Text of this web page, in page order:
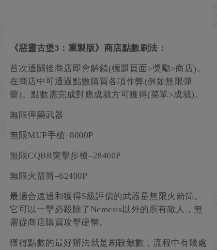
《惡靈古堡3：重製版》商店點數刷法：
首次通關後商店即會解鎖(標題頁面>獎勵>商店)。
在商店中可通過點數購買各項作弊(例如無限彈
藥)。點數需完成對應成就方可獲得(菜單>成就)。
無限彈藥武器
無限MUP手槍–8000P
無限CQBR突擊步槍–28400P
無限火箭筒–62400P
最適合速通和獲得S級評價的武器是無限火箭筒。
它可以一擊必殺除了Nemesis以外的所有敵人，無
需從商店購買攻擊硬幣。
獲得點數的最好辦法就是刷殺敵數，流程中有幾處